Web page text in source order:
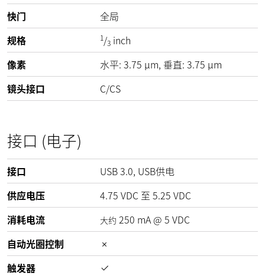
快门
全局
规格
1/3 inch
像素
水平: 3.75 µm, 垂直: 3.75 µm
镜头接口
C/CS
接口 (电子)
接口
USB 3.0, USB供电
供应电压
4.75 VDC 至 5.25 VDC
消耗电流
大约 250 mA@ 5 VDC
自动光圈控制
触发器